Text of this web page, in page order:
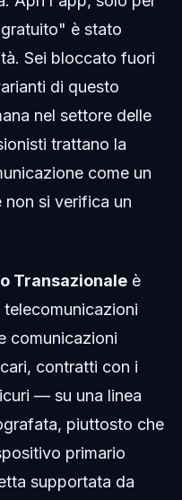
è stato
Sei bloccato fuori
di questo
nel settore delle
trattano la
come un
si verifica un
Transazionaleè
comunicazioni
contratti con i
— su una linea
piuttosto che
primario
supportata da